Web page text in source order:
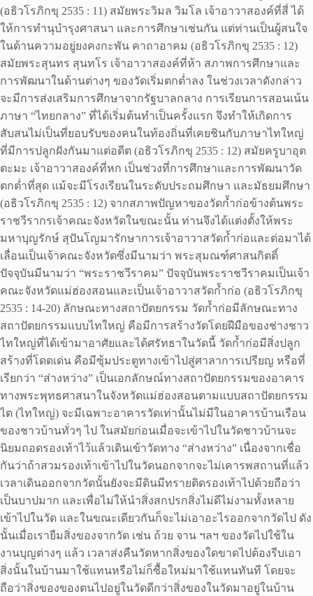
(อธิวโรภิกขุ 2535 : 11) สมัยพระวิมล วิมโล เจ้าอาวาสองค์ที่สี่ ได้
ให้การทำนุบำรุงศาสนา และการศึกษาเช่นกัน แต่ท่านเป็นผู้สนใจ
ในด้านความอยู่ยงคงกะพัน คาถาอาคม (อธิวโรภิกขุ 2535 : 12)
สมัยพระสุนทร สุนทโร เจ้าอาวาสองค์ที่ห้า สภาพการศึกษาและ
การพัฒนาในด้านต่างๆ ของวัดเริ่มตกต่ำลง ในช่วงเวลาดังกล่าว
จะมีการส่งเสริมการศึกษาจากรัฐบาลกลาง การเรียนการสอนเน้น
ภาษา “ไทยกลาง” ที่ได้เริ่มต้นทำเป็นครั้งแรก จึงทำให้เกิดการ
สับสนไม่เป็นที่ยอบรับของคนในท้องถิ่นที่เคยชินกับภาษาไทใหญ่
ที่มีการปลูกฝังกันมาแต่อดีต (อธิวโรภิกขุ 2535 : 12) สมัยครูบาอุต
ตะมะ เจ้าอาวาสองค์ที่หก เป็นช่วงที่การศึกษาและการพัฒนาวัด
ตกต่ำที่สุด แม้จะมีโรงเรียนในระดับประถมศึกษา และมัธยมศึกษา
(อธิวโรภิกขุ 2535 : 12) จากสภาพปัญหาของวัดก้ำก่อข้างต้นพระ
ราชวีรากรเจ้าคณะจังหวัดในขณะนั้น ท่านจึงได้แต่งตั้งให้พระ
มหาบุญรักษ์ สุปันโญมารักษาการเจ้าอาวาสวัดก้ำก่อและต่อมาได้
เลื่อนเป็นเจ้าคณะจังหวัดซึ่งมีนามว่า พระสุมณฑ์ศาสนกิตติ์
ปัจจุบันมีนามว่า “พระราชวีราคม” ปัจจุบันพระราชวีราคมเป็นเจ้า
คณะจังหวัดแม่ฮ่องสอนและเป็นเจ้าอาวาสวัดก้ำก่อ (อธิวโรภิกขุ
2535 : 14-20) ลักษณะทางสถาปัตยกรรม วัดก้ำก่อมีลักษณะทาง
สถาปัตยกรรมแบบไทใหญ่ คือมีการสร้างวัดโดยฝีมือของช่างชาว
ไทใหญ่ที่ได้เข้ามาอาศัยและได้ศรัทธาในวัดนี้ วัดก้ำก่อมีสิ่งปลูก
สร้างที่โดดเด่น คือมีซุ้มประตูทางเข้าไปสู่ศาลาการเปรียญ หรือที่
เรียกว่า “ส่างหว่าง” เป็นเอกลักษณ์ทางสถาปัตยกรรมของอาคาร
ทางพระพุทธศาสนาในจังหวัดแม่ฮ่องสอนตามแบบสถาปัตยกรรม
ไต (ไทใหญ่) จะมีเฉพาะอาคารวัดเท่านั้นไม่มีในอาคารบ้านเรือน
ของชาวบ้านทั่วๆ ไป ในสมัยก่อนเมื่อจะเข้าไปในวัดชาวบ้านจะ
นิยมถอดรองเท้าไว้แล้วเดินเข้าวัดทาง “ส่างหว่าง” เนื่องจากเชื่อ
กันว่าถ้าสวมรองเท้าเข้าไปในวัดนอกจากจะไม่เคารพสถานที่แล้ว
เวลาเดินออกจากวัดนั้นยังจะมีดินมีทรายติดรองเท้าไปด้วยถือว่า
เป็นบาปมาก และเพื่อไม่ให้นำสิ่งสกปรกสิ่งไม่ดีไม่งามทั้งหลาย
เข้าไปในวัด และในขณะเดียวกันก็จะไม่เอาอะไรออกจากวัดไป ดัง
นั้นเมื่อเรายืมสิ่งของจากวัด เช่น ถ้วย จาน ฯลฯ ของวัดไปใช้ใน
งานบุญต่างๆ แล้ว เวลาส่งคืนวัดหากสิ่งของใดขาดไปต้องรีบเอา
สิ่งนั้นในบ้านมาใช้แทนหรือไม่ก็ซื้อใหม่มาใช้แทนทันที โดยจะ
ถือว่าสิ่งของของตนไปอยู่ในวัดดีกว่าสิ่งของในวัดมาอยู่ในบ้าน